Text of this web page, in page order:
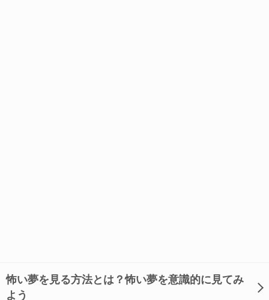
怖い夢を見る方法とは？怖い夢を意識的に見てみ
よう